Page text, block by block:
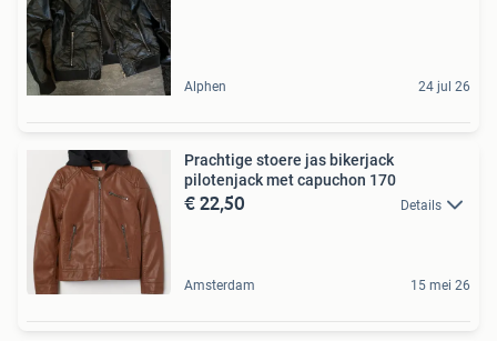
Alphen 24 jul 26
Prachtige stoere jas bikerjack
pilotenjack met capuchon 170
€ 22,50 Details
Amsterdam 15 mei 26